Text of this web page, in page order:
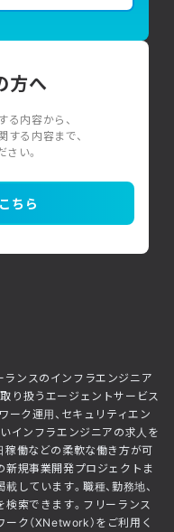
方へ
る内容から、
る内容まで、
い。
ちら
ランスのインフラエンジニア
り扱うエージェントサービス
ーク運用、セキュリティエン
インフラエンジニアの求人を
働などの柔軟な働き方が可
新規事業開発プロジェクトま
しています。職種、勤務地、
索できます。フリーランス
ク（XNetwork）をご利用く